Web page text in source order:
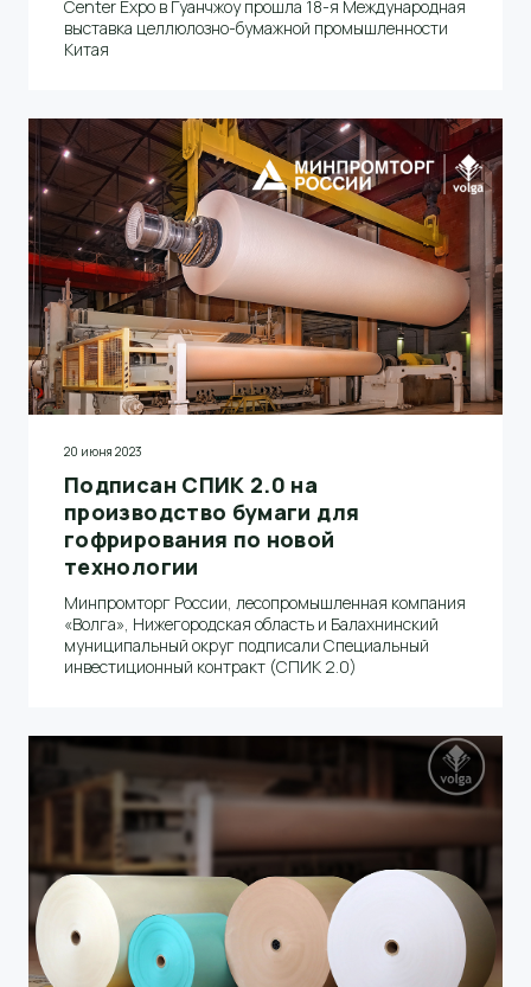
Center Expo в Гуанчжоу прошла 18-я Международная
выставка целлюлозно-бумажной промышленности
Китая
20 июня 2023
Подписан СПИК 2.0 на
производство бумаги для
гофрирования по новой
технологии
Минпромторг России, лесопромышленная компания
«Волга», Нижегородская область и Балахнинский
муниципальный округ подписали Специальный
инвестиционный контракт (СПИК 2.0)